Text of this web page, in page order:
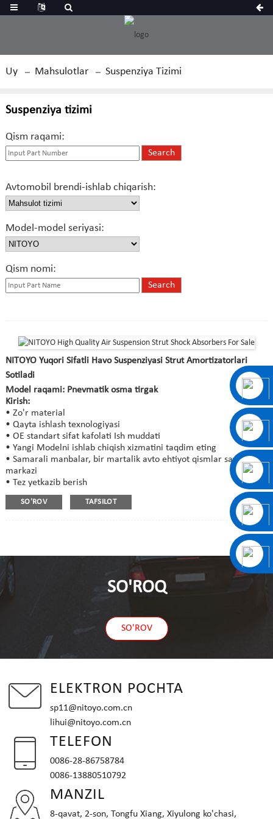
Uy Mahsulotlar Suspenziya Tizimi
Suspenziya tizimi
Qism raqami:
Avtomobil brendi-ishlab chiqarish:
Model-model seriyasi:
Qism nomi:
NITOYO Yuqori Sifatli Havo Suspenziyasi Strut Amortizatorlari
Sotiladi
Model raqami: Pnevmatik osma tirgak
Kirish:
• Zo'r material
• Qayta ishlash texnologiyasi
• OE standart sifat kafolati Ish muddati
• Yangi Modelni ishlab chiqish xizmatini taqdim eting
• Samarali manbalar, bir martalik avto ehtiyot qismlar savdo
markazi
• Tez yetkazib berish
SO'ROV TAFSILOT
SO'ROQ
SO'ROV
ELEKTRON POCHTA
sp11@nitoyo.com.cn
lihui@nitoyo.com.cn
TELEFON
0086-28-86758784
0086-13880510792
MANZIL
8-qavat, 2-son, Tongfu Xiang, Xiyulong ko'chasi,